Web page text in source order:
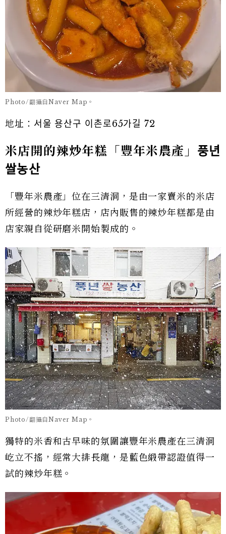
Photo/翻攝自Naver Map。
地址：서울 용산구 이촌로65가길 72
米店開的辣炒年糕「豐年米農產」 풍년
쌀농산
「豐年米農產」位在三清洞，是由一家賣米的米店
所經營的辣炒年糕店，店內販售的辣炒年糕都是由
店家親自從研磨米開始製成的。
Photo/翻攝自Naver Map。
獨特的米香和古早味的氛圍讓豐年米農產在三清洞
屹立不搖，經常大排長龍，是藍色緞帶認證值得一
試的辣炒年糕。